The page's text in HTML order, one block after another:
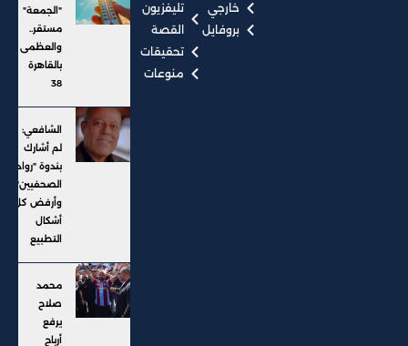
خارجي
بروفايل
تليفزيون
القصة
تحقيقات
منوعات
"الجمعة"
مستقر..
والعظمى
بالقاهرة
38
الشافعي:
لم أشارك
بندوة "رواد
الصحفيين"..
وأرفض كل
أشكال
التطبيع
محمد
صلاح
يرفع
أرباح